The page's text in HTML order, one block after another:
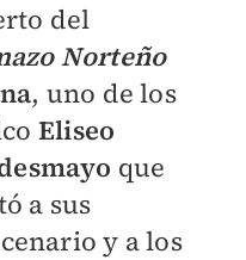
del
Norteño
, uno de los
Eliseo
que
a sus
y a los